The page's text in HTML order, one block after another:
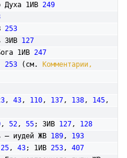
Духа 1ИВ
249
253
3ИВ
127
1ИВ
247
253 (см.
Комментарии,
, 43, 110, 137, 138, 145
, 52, 55; 3ИВ 127, 128
– иудей ЖВ
189, 193
25, 43; 1ИВ 253, 407